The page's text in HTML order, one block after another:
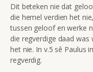
Dit beteken nie dat
die hemel verdien het
tussen geloof en werke
die regverdige daad
het nie. In v.5 sê Paulus
regverdig.